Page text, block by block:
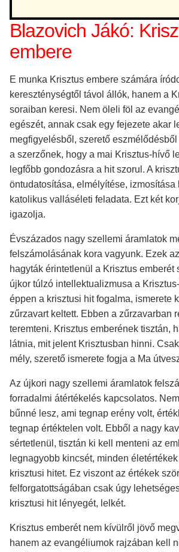
Blazovich Jákó:
embere
E munka Krisztus embere számára
kereszténységtől távol állók, hanem a
soraiban keresi. Nem öleli föl az
egészét, annak csak egy fejezete akar
megfigyelésből, szerető
a szerzőnek, hogy a mai Krisztus-hívő
legfőbb gondozásra a hit szorul. A
öntudatosítása, elmélyítése, izmosítása
katolikus valláséleti feladata. Ezt két
igazolja.
Évszázados nagy szellemi áramlatok
felszámolásának kora vagyunk. Ezek
hagyták érintetlenül a Krisztus emberét
újkor túlzó intellektualizmusa a
éppen a krisztusi hit fogalma, ismerete
zűrzavart keltett. Ebben a zűrzavarban
teremteni. Krisztus emberének tisztán,
látnia, mit jelent Krisztusban hinni.
mély, szerető ismerete fogja a Ma
Az újkori nagy szellemi áramlatok
forradalmi átértékelés kapcsolatos.
bűnné lesz, ami tegnap erény volt,
tegnap értéktelen volt. Ebből a nagy
sértetlenül, tisztán ki kell menteni az
legnagyobb kincsét, minden
krisztusi hitet. Ez viszont az értékek
felforgatottságában csak úgy
krisztusi hit lényegét, lelkét.
Krisztus emberét nem kívülről jövő
hanem az evangéliumok rajzában kell